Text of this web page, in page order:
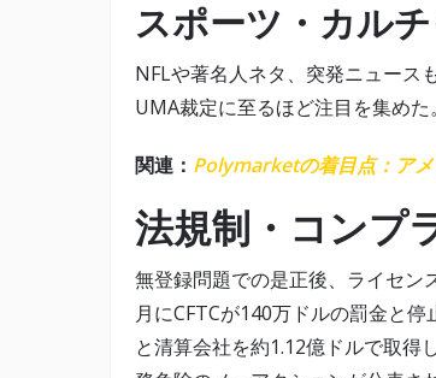
スポーツ・カル
NFLや著名人ネタ、突発ニュース
UMA裁定に至るほど注目を集めた。
関連： Polymarketの着目点：ア
法規制・コンプ
無登録問題での是正後、ライセン
月にCFTCが140万ドルの罰金と
と清算会社を約1.12億ドルで取得